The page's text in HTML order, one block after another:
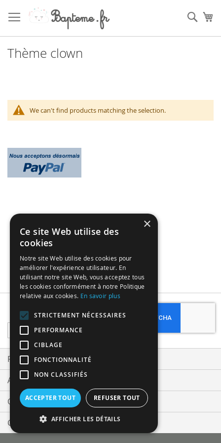
to
Content
Thème clown
We can't find products matching the selection.
Sign
Up
for
Our
Newsletter:
Subscribe
Privacy and Cookie Policy
Advanced Search
Orders and Returns
Contact Us
×
Ce site Web utilise des
cookies
Notre site Web utilise des cookies pour
améliorer l'expérience utilisateur. En
utilisant notre site Web, vous acceptez tous
les cookies conformément à notre Politique
relative aux cookies. En savoir plus
STRICTEMENT NÉCESSAIRES
PERFORMANCE
CIBLAGE
FONCTIONNALITÉ
NON CLASSIFIÉS
ACCEPTER TOUT REFUSER TOUT
AFFICHER LES DÉTAILS